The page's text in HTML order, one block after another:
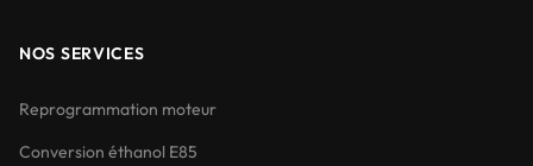
NOS SERVICES
Reprogrammation moteur
Conversion éthanol E85